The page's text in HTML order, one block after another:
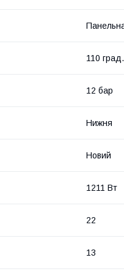
110 град.
12 бар
Нижня
Новий
1211 Вт
22
13